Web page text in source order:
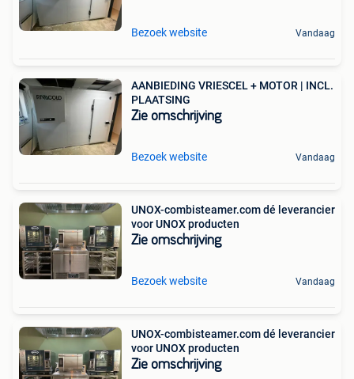
Bezoek website Vandaag
AANBIEDING VRIESCEL + MOTOR | INCL.
PLAATSING
Zie omschrijving
Bezoek website Vandaag
UNOX-combisteamer.com dé leverancier
voor UNOX producten
Zie omschrijving
Bezoek website Vandaag
UNOX-combisteamer.com dé leverancier
voor UNOX producten
Zie omschrijving